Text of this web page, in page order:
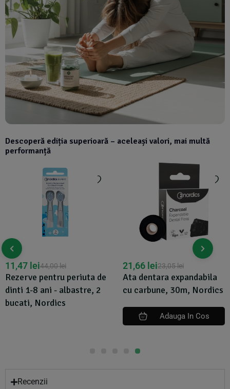
Descoperă ediția superioară – aceleași valori, mai multă
performanță
Rezerve pentru periuta de
dinti 1-8 ani - albastre, 2
bucati, Nordics
44,00lei
11,47 lei
Ata dentara expandabila
cu carbune, 30m, Nordics
23,05lei
21,66 lei
Adauga In Cos
Recenzii